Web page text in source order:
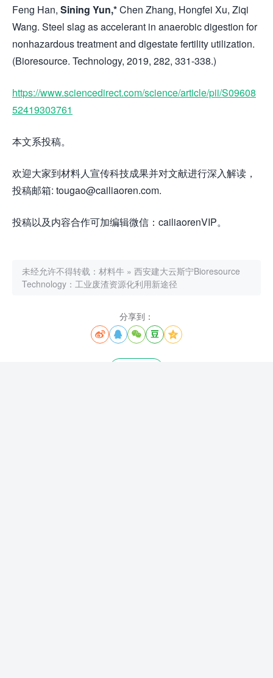
Feng Han, Sining Yun,*Chen Zhang, Hongfei Xu, Ziqi
Wang. Steel slag as accelerant in anaerobic digestion for
nonhazardous treatment and digestate fertility utilization.
(Bioresource. Technology, 2019, 282, 331-338.)
https://www.sciencedirect.com/science/article/pii/S09608
52419303761
本文系投稿。
欢迎大家到材料人宣传科技成果并对文献进行深入解读，
投稿邮箱: tougao@cailiaoren.com.
投稿以及内容合作可加编辑微信：cailiaorenVIP。
未经允许不得转载： 材料牛 » 西安建大云斯宁Bioresource
Technology：工业废渣资源化利用新途径
分享到：
    